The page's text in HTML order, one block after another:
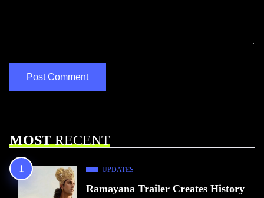
MOSTRECENT
UPDATES
Ramayana Trailer Creates History